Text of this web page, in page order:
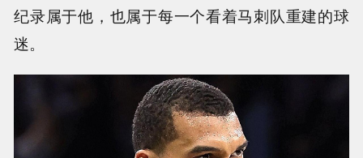
纪录属于他，也属于每一个看着马刺队重建的球
迷。